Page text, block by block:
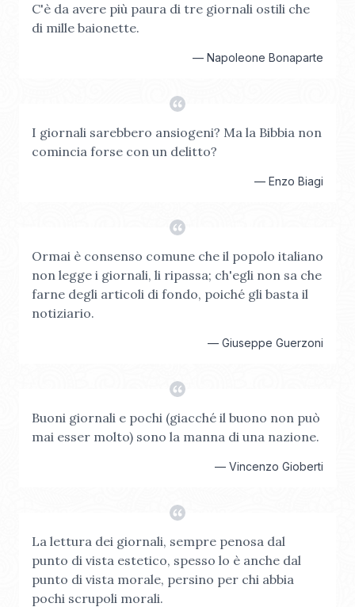
C'è da avere più paura di tre giornali ostili che
di mille baionette.
— Napoleone Bonaparte
I giornali sarebbero ansiogeni? Ma la Bibbia non
comincia forse con un delitto?
— Enzo Biagi
Ormai è consenso comune che il popolo italiano
non legge i giornali, li ripassa; ch'egli non sa che
farne degli articoli di fondo, poiché gli basta il
notiziario.
— Giuseppe Guerzoni
Buoni giornali e pochi (giacché il buono non può
mai esser molto) sono la manna di una nazione.
— Vincenzo Gioberti
La lettura dei giornali, sempre penosa dal
punto di vista estetico, spesso lo è anche dal
punto di vista morale, persino per chi abbia
pochi scrupoli morali.